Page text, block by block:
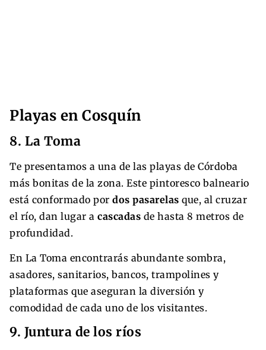
Playas en Cosquín
8. La Toma
Te presentamos a una de las playas de Córdoba
más bonitas de la zona. Este pintoresco balneario
está conformado por dos pasarelas que, al cruzar
el río, dan lugar a cascadas de hasta 8 metros de
profundidad.
En La Toma encontrarás abundante sombra,
asadores, sanitarios, bancos, trampolines y
plataformas que aseguran la diversión y
comodidad de cada uno de los visitantes.
9. Juntura de los ríos